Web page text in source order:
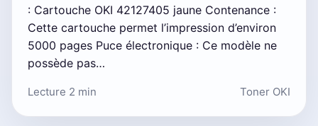
: Cartouche OKI 42127405 jaune Contenance :
Cette cartouche permet l’impression d’environ
5000 pages Puce électronique : Ce modèle ne
possède pas…
Lecture 2 min Toner OKI